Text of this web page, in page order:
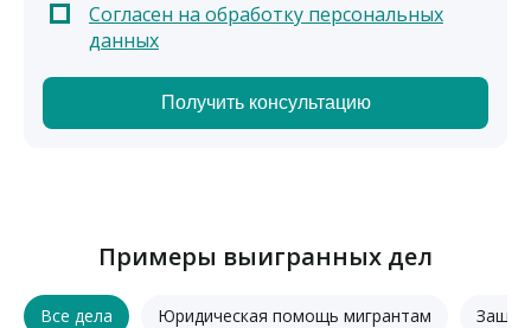
Согласен на обработку персональных
данных
Примеры выигранных дел
Все дела Юридическая помощь мигрантам